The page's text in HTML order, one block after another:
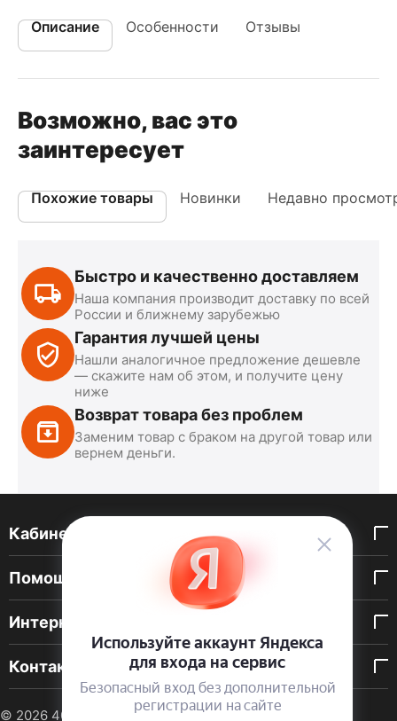
Описание Особенности Отзывы
Возможно, вас это
заинтересует
Похожие товары Новинки Недавно
Быстро и качественно доставляем
Наша компания производит доставку по всей
России и ближнему зарубежью
Гарантия лучшей цены
Нашли аналогичное предложение дешевле
— скажите нам об этом, и получите цену
ниже
Возврат товара без проблем
Заменим товар с браком на другой товар или
вернем деньги.
Кабинет покупателя
Помощь покупателю
Интернет-магазин
Контакты
© 2026 40 DEN. Интернет-магазин